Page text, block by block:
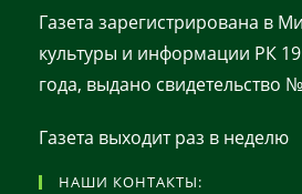
Газета зарегистрирована в
культуры и информации РК
года, выдано свидетельство
Газета выходит раз в неделю
НАШИ КОНТАКТЫ: